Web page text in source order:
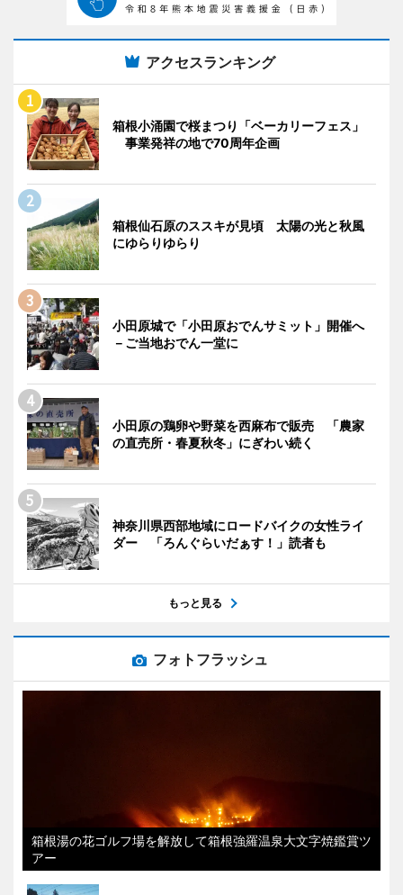
アクセスランキング
箱根小涌園で桜まつり「ベーカリーフェス」
事業発祥の地で70周年企画
箱根仙石原のススキが見頃 太陽の光と秋風
にゆらりゆらり
小田原城で「小田原おでんサミット」開催へ
－ご当地おでん一堂に
小田原の鶏卵や野菜を西麻布で販売 「農家
の直売所・春夏秋冬」にぎわい続く
神奈川県西部地域にロードバイクの女性ライ
ダー 「ろんぐらいだぁす！」読者も
もっと見る
フォトフラッシュ
箱根湯の花ゴルフ場を解放して箱根強羅温泉大文字焼鑑賞ツ
アー